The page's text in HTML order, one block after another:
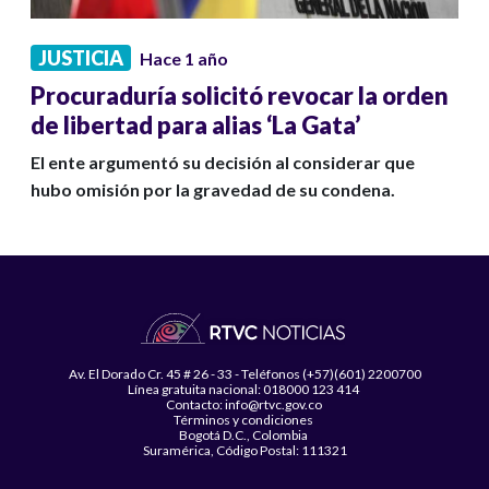
JUSTICIA Hace 1 año
Procuraduría solicitó revocar la orden
de libertad para alias ‘La Gata’
El ente argumentó su decisión al considerar que
hubo omisión por la gravedad de su condena.
Av. El Dorado Cr. 45 # 26 - 33 - Teléfonos (+57)(601) 2200700
Línea gratuita nacional: 018000 123 414
Contacto: info@rtvc.gov.co
Términos y condiciones
Bogotá D.C., Colombia
Suramérica, Código Postal: 111321